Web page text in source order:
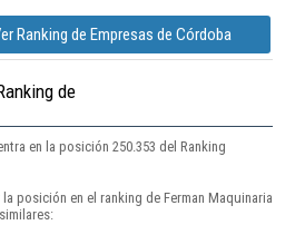
Ranking de Empresas de Córdoba
de
en la posición 250.353 del Ranking
posición en el ranking de Ferman Maquinaria